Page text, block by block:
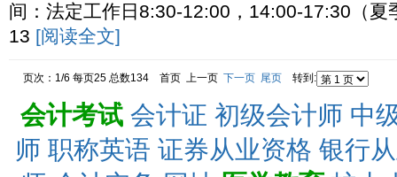
间：法定工作日8:30-12:00，14:00-17:30（
13 [阅读全文]
页次：1/6 每页25 总数134 首页 上一页 下一页 尾页 转到:
会计考试 会计证 初级会计师 中
师 职称英语 证券从业资格 银行